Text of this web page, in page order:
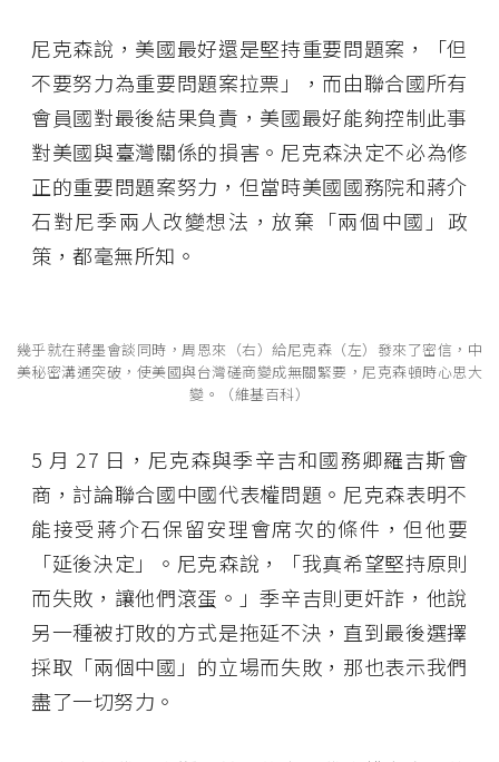
尼克森說，美國最好還是堅持重要問題案，「但
不要努力為重要問題案拉票」，而由聯合國所有
會員國對最後結果負責，美國最好能夠控制此事
對美國與臺灣關係的損害。尼克森決定不必為修
正的重要問題案努力，但當時美國國務院和蔣介
石對尼季兩人改變想法，放棄「兩個中國」政
策，都毫無所知。
幾乎就在蔣墨會談同時，周恩來（右）給尼克森（左）發來了密信，中
美秘密溝通突破，使美國與台灣磋商變成無關緊要，尼克森頓時心思大
變。（維基百科）
5 月 27 日，尼克森與季辛吉和國務卿羅吉斯會
商，討論聯合國中國代表權問題。尼克森表明不
能接受蔣介石保留安理會席次的條件，但他要
「延後決定」。尼克森說，「我真希望堅持原則
而失敗，讓他們滾蛋。」季辛吉則更奸詐，他說
另一種被打敗的方式是拖延不決，直到最後選擇
採取「兩個中國」的立場而失敗，那也表示我們
盡了一切努力。